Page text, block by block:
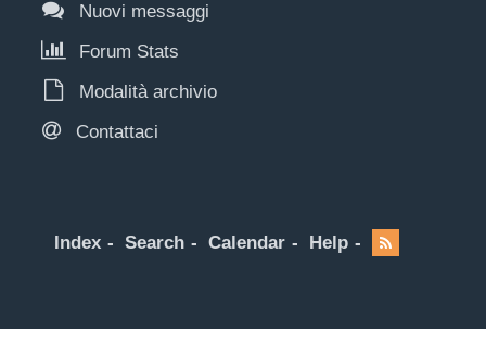
Nuovi messaggi
Forum Stats
Modalità archivio
Contattaci
Index Search Calendar Help